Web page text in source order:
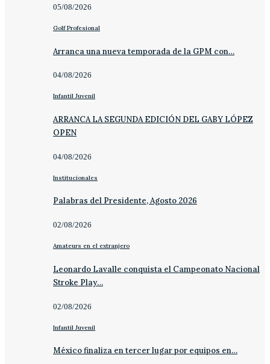
05/08/2026
Golf Profesional
Arranca una nueva temporada de la GPM con…
04/08/2026
Infantil Juvenil
ARRANCA LA SEGUNDA EDICIÓN DEL GABY LÓPEZ
OPEN
04/08/2026
Institucionales
Palabras del Presidente, Agosto 2026
02/08/2026
Amateurs en el extranjero
Leonardo Lavalle conquista el Campeonato Nacional
Stroke Play…
02/08/2026
Infantil Juvenil
México finaliza en tercer lugar por equipos en…